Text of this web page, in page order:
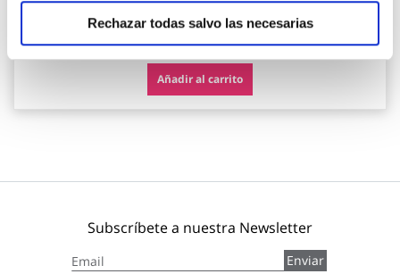
Rechazar todas salvo las necesarias
6,90 €
Añadir al carrito
Subscríbete a nuestra Newsletter
a
Enviar